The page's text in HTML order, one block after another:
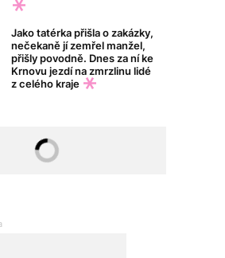
Jako tatérka přišla o zakázky,
nečekaně jí zemřel manžel,
přišly povodně. Dnes za ní ke
Krnovu jezdí na zmrzlinu lidé
z celého kraje